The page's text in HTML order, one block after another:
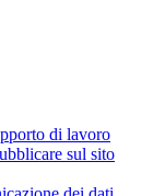
di lavoro
sul sito